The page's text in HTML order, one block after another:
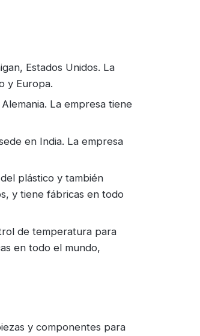
Estados Unidos. La
y Europa.
La empresa tiene
en India. La empresa
plástico y también
y tiene fábricas en todo
de temperatura para
en todo el mundo,
y componentes para